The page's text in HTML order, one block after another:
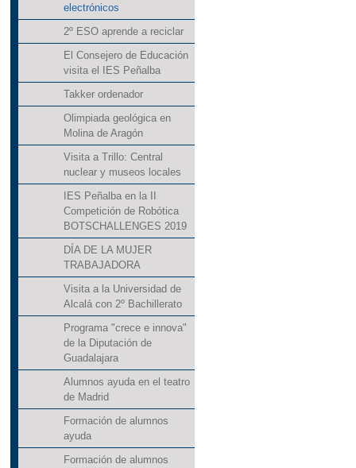
electrónicos
2º ESO aprende a reciclar
El Consejero de Educación
visita el IES Peñalba
Takker ordenador
Olimpiada geológica en
Molina de Aragón
Visita a Trillo: Central
nuclear y museos locales
IES Peñalba en la II
Competición de Robótica
BOTSCHALLENGES 2019
DÍA DE LA MUJER
TRABAJADORA
Visita a la Universidad de
Alcalá con 2º Bachillerato
Programa "crece e innova"
de la Diputación de
Guadalajara
Alumnos ayuda en el teatro
de Madrid
Formación de alumnos
ayuda
Formación de alumnos